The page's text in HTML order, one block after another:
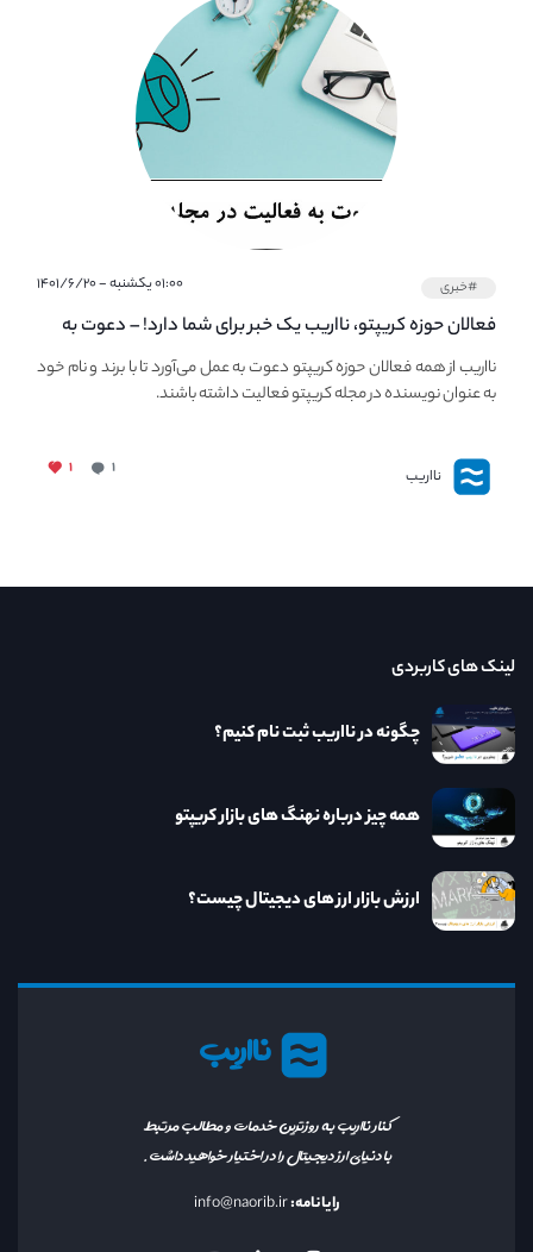
#خبری ۰۱:۰۰ یکشنبه - ۱۴۰۱/۶/۲۰
فعالان حوزه کریپتو، نااریب یک خبر برای شما دارد! – دعوت به
فعالیت در مجله کریپتو
نااریب از همه فعالان حوزه کریپتو دعوت به عمل می‌آورد تا با برند و نام خود
به عنوان نویسنده در مجله کریپتو فعالیت داشته باشند.
نااریب ۱ ۱
نااریب
کنار نااریب به روزترین خدمات و مطالب مرتبط
با دنیای ارز دیجیتال را در اختیار خواهید داشت.
رایانامه:info@naorib.ir
لینک های کاربردی
چگونه در نااریب ثبت نام کنیم؟
همه چیز درباره نهنگ های بازار کریپتو
ارزش بازار ارز های دیجیتال چیست؟